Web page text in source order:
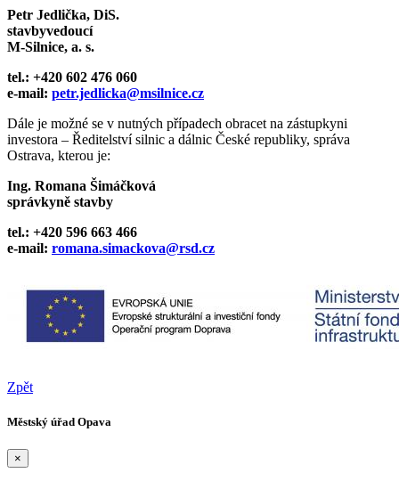
Petr Jedlička, DiS.
stavbyvedoucí
M-Silnice, a. s.
tel.: +420 602 476 060
e-mail: petr.jedlicka@msilnice.cz
Dále je možné se v nutných případech obracet na zástupkyni
investora – Ředitelství silnic a dálnic České republiky, správa
Ostrava, kterou je:
Ing. Romana Šimáčková
správkyně stavby
tel.: +420 596 663 466
e-mail: romana.simackova@rsd.cz
Zpět
Městský úřad Opava
×